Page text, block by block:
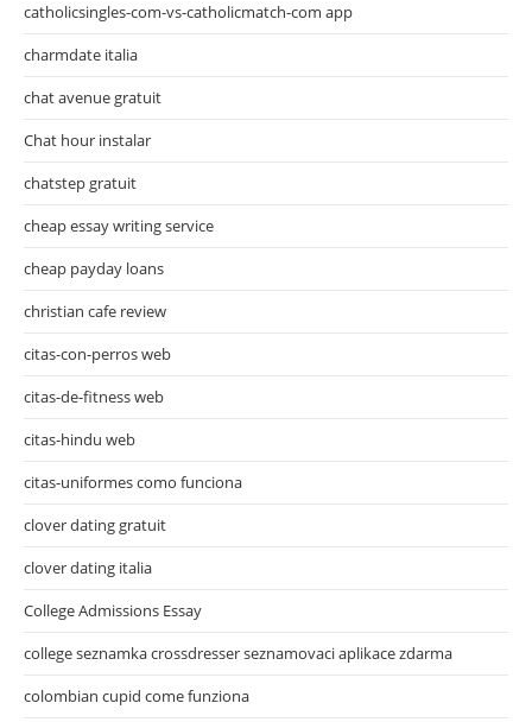
catholicsingles-com-vs-catholicmatch-com app
charmdate italia
chat avenue gratuit
Chat hour instalar
chatstep gratuit
cheap essay writing service
cheap payday loans
christian cafe review
citas-con-perros web
citas-de-fitness web
citas-hindu web
citas-uniformes como funciona
clover dating gratuit
clover dating italia
College Admissions Essay
college seznamka crossdresser seznamovaci aplikace zdarma
colombian cupid come funziona